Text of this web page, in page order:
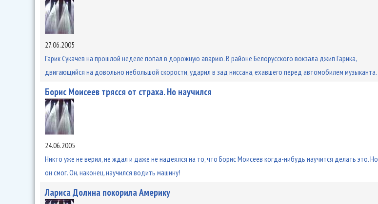
27.06.2005
Гарик Сукачев на прошлой неделе попал в дорожную аварию. В районе Белорусского вокзала джип Гарика,
двигающийся на довольно небольшой скорости, ударил в зад ниссана, ехавшего перед автомобилем музыканта.
Борис Моисеев трясся от страха. Но научился
24.06.2005
Никто уже не верил, не ждал и даже не надеялся на то, что Борис Моисеев когда-нибудь научится делать это. Но
он смог. Он, наконец, научился водить машину!
Лариса Долина покорила Америку